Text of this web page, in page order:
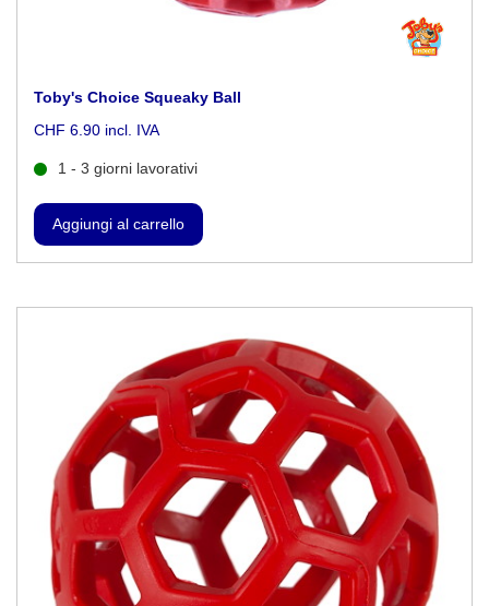
Toby's Choice Squeaky Ball
CHF 6.90 incl. IVA
1 - 3 giorni lavorativi